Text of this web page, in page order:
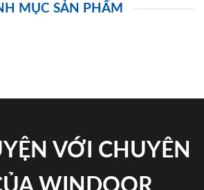
MỤC SẢN PHẨM
VỚI CHUYÊN